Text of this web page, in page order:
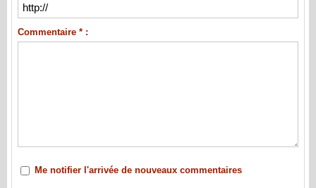
Commentaire * :
Me notifier l'arrivée de nouveaux commentaires